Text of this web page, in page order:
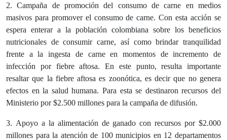
2. Campaña de promoción del consumo de carne en medios
masivos para promover el consumo de carne. Con esta acción se
espera enterar a la población colombiana sobre los beneficios
nutricionales de consumir carne, así como brindar tranquilidad
frente a la ingesta de carne en momentos de incremento de
infección por fiebre aftosa. En este punto, resulta importante
resaltar que la fiebre aftosa es zoonótica, es decir que no genera
efectos en la salud humana. Para esta se destinaron recursos del
Ministerio por $2.500 millones para la campaña de difusión.
3. Apoyo a la alimentación de ganado con recursos por $2.000
millones para la atención de 100 municipios en 12 departamentos